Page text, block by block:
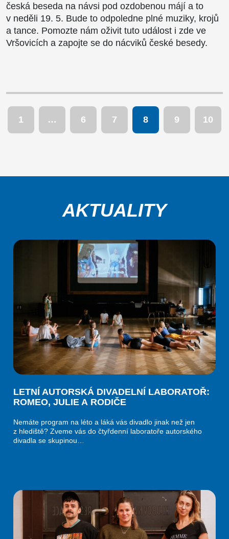
česká beseda na návsi pod ozdobenou májí a to
v neděli 19. 5. Bude to odpoledne plné muziky, krojů
a tance. Pomozte nám oživit tuto událost i zde ve
Vršovicích a zapojte se do nácviků české besedy.
Stránkování
příspěvků
1 … 6 7 8 9 10
AKTUALITY
LETNÍ AUTORSKÁ DIVADELNÍ LABORATOŘ:
ROMEO, JULIE A RODIČE
Nemáte program na léto a láká vás divadlo jinak než jen
z hlediště? Zveme vás do čtyřdenní laboratoře autorského
divadla se skupinou…